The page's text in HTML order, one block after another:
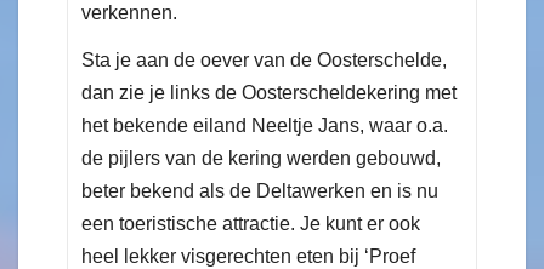
verkennen.
Sta je aan de oever van de Oosterschelde,
dan zie je links de Oosterscheldekering met
het bekende eiland Neeltje Jans, waar o.a.
de pijlers van de kering werden gebouwd,
beter bekend als de Deltawerken en is nu
een toeristische attractie. Je kunt er ook
heel lekker visgerechten eten bij ‘Proef